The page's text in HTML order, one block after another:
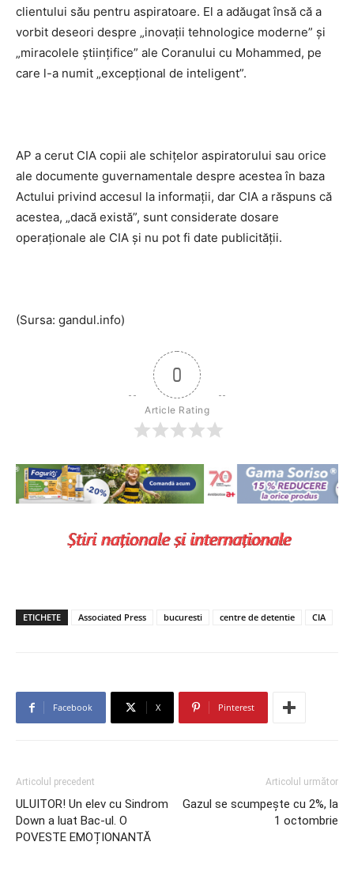
clientului său pentru aspiratoare. El a adăugat însă că a
vorbit deseori despre „inovaţii tehnologice moderne” şi
„miracolele ştiinţifice” ale Coranului cu Mohammed, pe
care l-a numit „excepţional de inteligent”.
AP a cerut CIA copii ale schiţelor aspiratorului sau orice
ale documente guvernamentale despre acestea în baza
Actului privind accesul la informaţii, dar CIA a răspuns că
acestea, „dacă există”, sunt considerate dosare
operaţionale ale CIA şi nu pot fi date publicităţii.
(Sursa: gandul.info)
0
Article Rating
ETICHETE Associated Press bucuresti centre de detentie CIA
Facebook X Pinterest
Articolul precedent
ULUITOR! Un elev cu Sindrom
Down a luat Bac-ul. O
POVESTE EMOȚIONANTĂ
Articolul următor
Gazul se scumpeşte cu 2%, la
1 octombrie